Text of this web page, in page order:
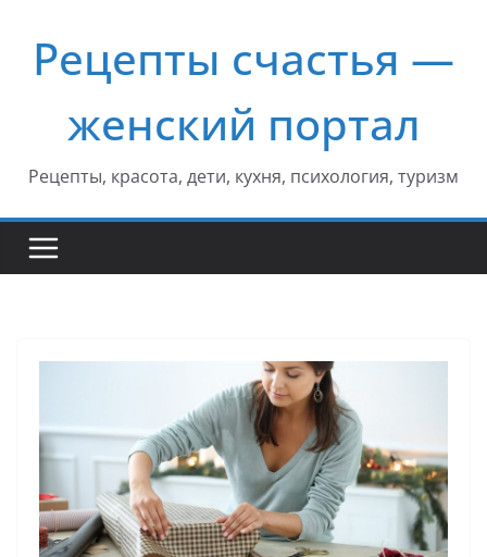
содержимому
Рецепты счастья —
женский портал
Рецепты, красота, дети, кухня, психология, туризм